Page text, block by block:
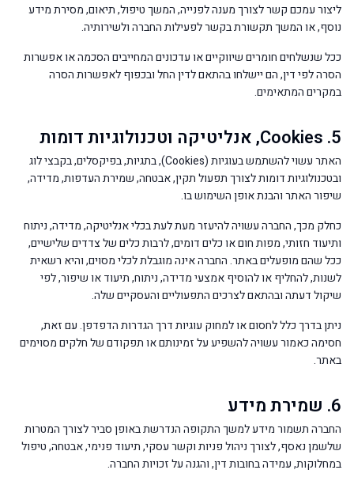
ליצור עמכם קשר לצורך מענה לפנייה, המשך טיפול, תיאום, מסירת מידע
נוסף, או המשך תקשורת בקשר לפעילות החברה ולשירותיה.
ככל שנשלחים חומרים שיווקיים או עדכונים המחייבים הסכמה או אפשרות
הסרה לפי דין, הם יישלחו בהתאם לדין החל ובכפוף לאפשרות הסרה
במקרים המתאימים.
5. Cookies, אנליטיקה וטכנולוגיות דומות
האתר עשוי להשתמש בעוגיות (Cookies), בתגיות, בפיקסלים, בקבצי לוג
ובטכנולוגיות דומות לצורך תפעול תקין, אבטחה, שמירת העדפות, מדידה,
שיפור האתר והבנת אופן השימוש בו.
כחלק מכך, החברה עשויה להיעזר מעת לעת בכלי אנליטיקה, מדידה, ניתוח
ותיעוד חזותי, מפות חום או כלים דומים, לרבות כלים של צדדים שלישיים,
ככל שהם מופעלים באתר. החברה אינה מוגבלת לכלי מסוים, והיא רשאית
לשנות, להחליף או להוסיף אמצעי מדידה, ניתוח, תיעוד או שיפור, לפי
שיקול דעתה ובהתאם לצרכים התפעוליים והעסקיים שלה.
ניתן בדרך כלל לחסום או למחוק עוגיות דרך הגדרות הדפדפן. עם זאת,
חסימה כאמור עשויה להשפיע על זמינותם או תפקודם של חלקים מסוימים
באתר.
6. שמירת מידע
החברה תשמור מידע למשך התקופה הנדרשת באופן סביר לצורך המטרות
שלשמן נאסף, לצורך ניהול פניות וקשר עסקי, תיעוד פנימי, אבטחה, טיפול
במחלוקות, עמידה בחובות דין, והגנה על זכויות החברה.